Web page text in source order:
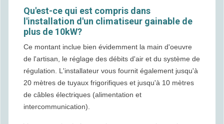
Qu'est-ce qui est compris dans
l'installation d'un climatiseur gainable de
plus de 10kW?
Ce montant inclue bien évidemment la main d'oeuvre
de l'artisan, le réglage des débits d'air et du système de
régulation. L'installateur vous fournit également jusqu'à
20 mètres de tuyaux frigorifiques et jusqu'à 10 mètres
de câbles électriques (alimentation et
intercommunication).